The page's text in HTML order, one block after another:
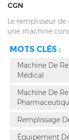
CGN
Le remplisseur
une machine
équipé d'une
facile et un
capsules par
automatique de
capsules.
MOTS CLÉS :
Machine De
Médical
Machine De
Remplissage
Équipement